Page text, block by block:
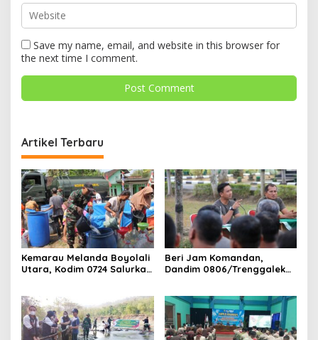
Save my name, email, and website in this browser for
the next time I comment.
Artikel Terbaru
Kemarau Melanda Boyolali
Utara, Kodim 0724 Salurkan
Beri Jam Komandan,
Dandim 0806/Trenggalek